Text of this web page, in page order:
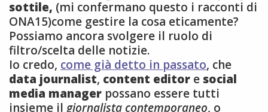
sottile, (mi confermano questo i racconti di
ONA15)come gestire la cosa eticamente?
Possiamo ancora svolgere il ruolo di
filtro/scelta delle notizie.
Io credo, come già detto in passato, che
data journalist, content editor e social
media manager possano essere tutti
insieme ilgiornalista contemporaneo, o